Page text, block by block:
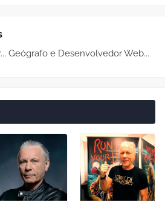
Geógrafo e Desenvolvedor Web...